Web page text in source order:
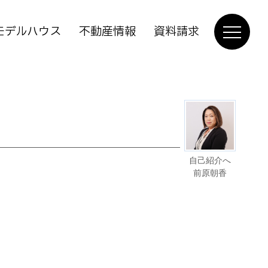
デルハウス 不動産情報 資料請求
自己紹介へ
前原朝香